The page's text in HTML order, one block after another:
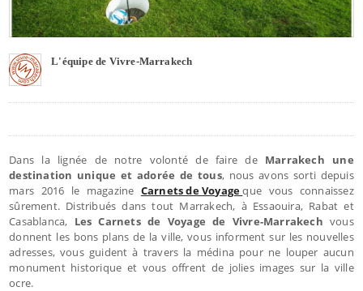
L'équipe de Vivre-Marrakech
Dans la lignée de notre volonté de faire de Marrakech une
destination unique et adorée de tous, nous avons sorti depuis
mars 2016 le magazine Carnets de Voyageque vous connaissez
sûrement. Distribués dans tout Marrakech, à Essaouira, Rabat et
Casablanca, Les Carnets de Voyage de Vivre-Marrakech vous
donnent les bons plans de la ville, vous informent sur les nouvelles
adresses, vous guident à travers la médina pour ne louper aucun
monument historique et vous offrent de jolies images sur la ville
ocre.